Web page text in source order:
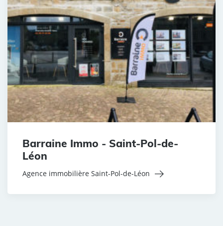
Barraine Immo - Saint-Pol-de-
Léon
Agence immobilière Saint-Pol-de-Léon